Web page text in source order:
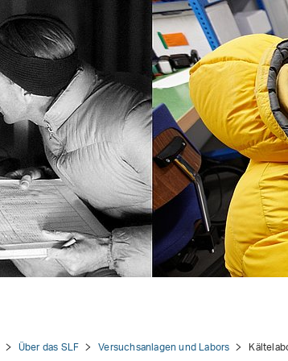
Über das SLF Versuchsanlagen und Labors